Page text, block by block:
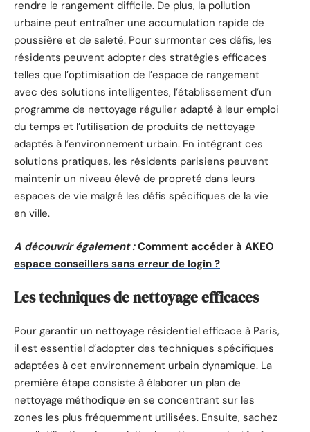
rendre le rangement difficile. De plus, la pollution
urbaine peut entraîner une accumulation rapide de
poussière et de saleté. Pour surmonter ces défis, les
résidents peuvent adopter des stratégies efficaces
telles que l’optimisation de l’espace de rangement
avec des solutions intelligentes, l’établissement d’un
programme de nettoyage régulier adapté à leur emploi
du temps et l’utilisation de produits de nettoyage
adaptés à l’environnement urbain. En intégrant ces
solutions pratiques, les résidents parisiens peuvent
maintenir un niveau élevé de propreté dans leurs
espaces de vie malgré les défis spécifiques de la vie
en ville.
A découvrir également : Comment accéder à AKEO
espace conseillers sans erreur de login ?
Les techniques de nettoyage efficaces
Pour garantir un nettoyage résidentiel efficace à Paris,
il est essentiel d’adopter des techniques spécifiques
adaptées à cet environnement urbain dynamique. La
première étape consiste à élaborer un plan de
nettoyage méthodique en se concentrant sur les
zones les plus fréquemment utilisées. Ensuite, sachez